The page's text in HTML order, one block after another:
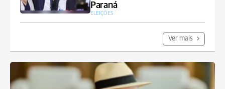
Paraná
ELEIÇÕES
Ver mais